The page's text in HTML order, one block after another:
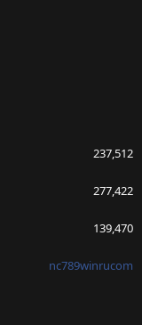
237,512
277,422
139,470
nc789winrucom